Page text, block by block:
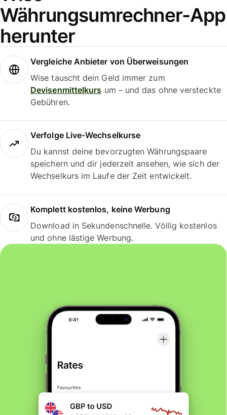
Währungsumrechner-App
herunter
Vergleiche Anbieter von Überweisungen
Wise tauscht dein Geld immer zum
Devisenmittelkurs um – und das ohne versteckte
Gebühren.
Verfolge Live-Wechselkurse
Du kannst deine bevorzugten Währungspaare
speichern und dir jederzeit ansehen, wie sich der
Wechselkurs im Laufe der Zeit entwickelt.
Komplett kostenlos, keine Werbung
Download in Sekundenschnelle. Völlig kostenlos
und ohne lästige Werbung.